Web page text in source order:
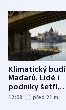
Klimatický
Maďarů. Lidé i
podniky šetří,
omezuje se
12:08 před 21 m